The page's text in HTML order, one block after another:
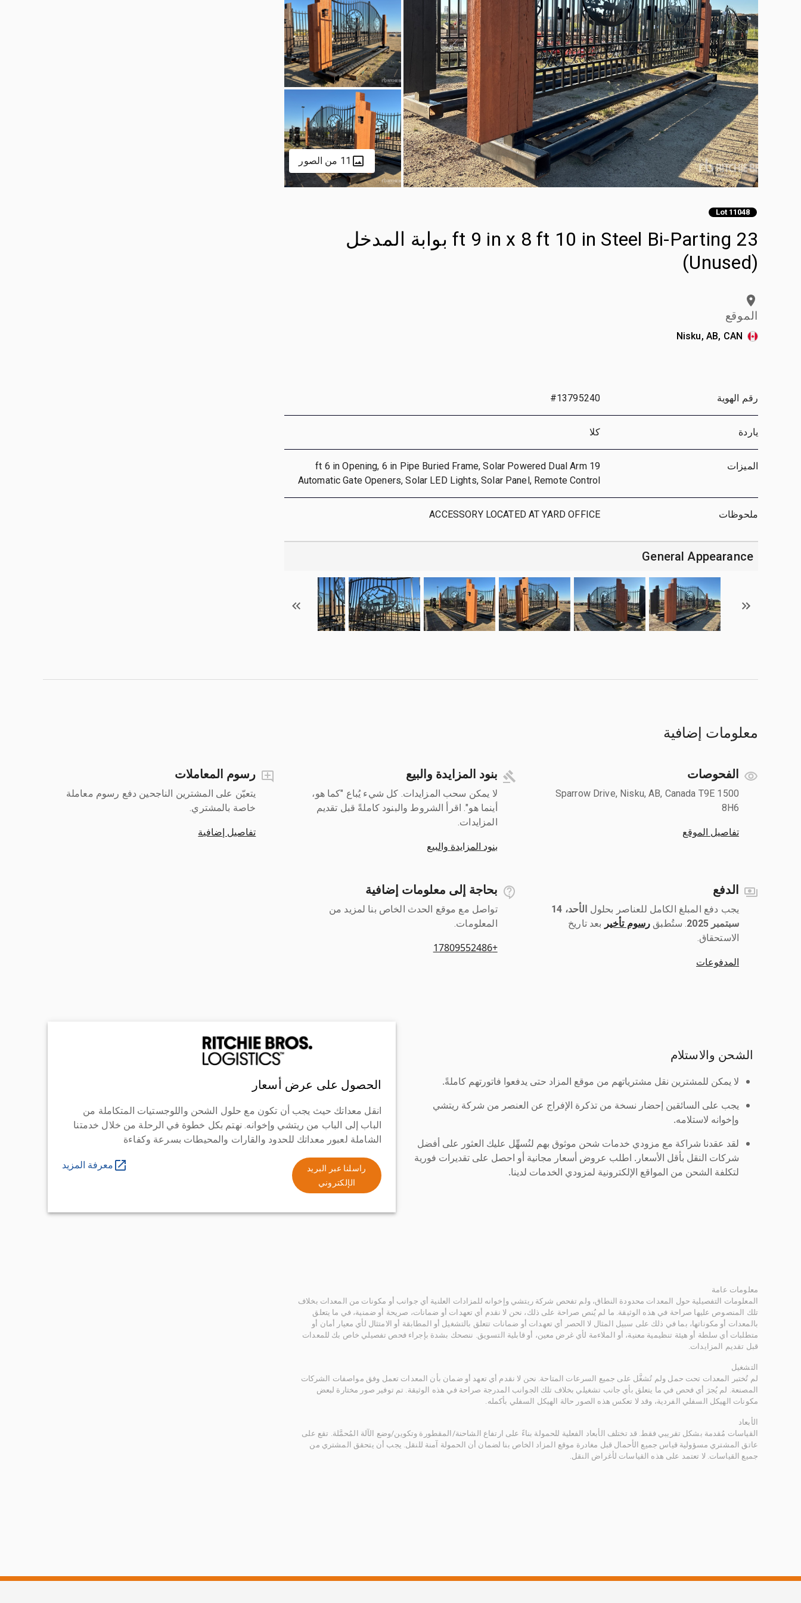
11 من الصور
Lot 11048
23 ft 9 in x 8 ft 10 in Steel Bi-Parting بوابة المدخل
(Unused)
الموقع
Nisku, AB, CAN
رقم الهوية #13795240
ياردة كلا
الميزات
19 ft 6 in Opening, 6 in Pipe Buried Frame, Solar Powered Dual Arm
Automatic Gate Openers, Solar LED Lights, Solar Panel, Remote Control
ملحوظات ACCESSORY LOCATED AT YARD OFFICE
General Appearance
معلومات إضافية
الفحوصات
1500 Sparrow Drive, Nisku, AB, Canada T9E
8H6
تفاصيل الموقع
بنود المزايدة والبيع
لا يمكن سحب المزايدات. كل شيء يُباع "كما هو،
أينما هو". اقرأ الشروط والبنود كاملةً قبل تقديم
المزايدات.
بنود المزايدة والبيع
رسوم المعاملات
يتعيّن على المشترين الناجحين دفع رسوم معاملة
خاصة بالمشتري.
تفاصيل إضافية
الدفع
يجب دفع المبلغ الكامل للعناصر بحلول ‎
الأحد، 14
سبتمبر 2025
‎. ستُطبق رسوم تأخير بعد تاريخ
الاستحقاق.
المدفوعات
بحاجة إلى معلومات إضافية
تواصل مع موقع الحدث الخاص بنا لمزيد من
المعلومات.
+17809552486
الشحن والاستلام
لا يمكن للمشترين نقل مشترياتهم من موقع المزاد حتى يدفعوا فاتورتهم كاملةً.
يجب على السائقين إحضار نسخة من تذكرة الإفراج عن العنصر من شركة ريتشي
وإخوانه لاستلامه.
لقد عقدنا شراكة مع مزودي خدمات شحن موثوق بهم لنُسهِّل عليك العثور على أفضل
شركات النقل بأقل الأسعار. اطلب عروض أسعار مجانية أو احصل على تقديرات فورية
لتكلفة الشحن من المواقع الإلكترونية لمزودي الخدمات لدينا.
الحصول على عرض أسعار
انقل معداتك حيث يجب أن تكون مع حلول الشحن واللوجستيات المتكاملة من
الباب إلى الباب من ريتشي وإخوانه. نهتم بكل خطوة في الرحلة من خلال خدمتنا
الشاملة لعبور معداتك للحدود والقارات والمحيطات بسرعة وكفاءة
راسلنا عبر البريد
الإلكتروني
معرفة المزيد
معلومات عامة
المعلومات التفصيلية حول المعدات محدودة النطاق، ولم تفحص شركة ريتشي وإخوانه للمزادات العلنية أي جوانب أو مكونات من المعدات بخلاف
تلك المنصوص عليها صراحة في هذه الوثيقة. ما لم يُنص صراحة على ذلك، نحن لا نقدم أي تعهدات أو ضمانات، صريحة أو ضمنية، في ما يتعلق
بالمعدات أو مكوناتها، بما في ذلك على سبيل المثال لا الحصر أي تعهدات أو ضمانات تتعلق بالتشغيل أو المطابقة أو الامتثال لأي معيار أمان أو
متطلبات أي سلطة أو هيئة تنظيمية معنية، أو الملاءمة لأي غرض معين، أو قابلية التسويق. ننصحك بشدة بإجراء فحص تفصيلي خاص بك للمعدات
قبل تقديم المزايدات.
التشغيل
لم تُختبر المعدات تحت حمل ولم تُشغَّل على جميع السرعات المتاحة. نحن لا نقدم أي تعهد أو ضمان بأن المعدات تعمل وفق مواصفات الشركات
المصنعة. لم يُجرَ أي فحص في ما يتعلق بأي جانب تشغيلي بخلاف تلك الجوانب المدرجة صراحة في هذه الوثيقة. تم توفير صور مختارة لبعض
مكونات الهيكل السفلي الفردية، وقد لا تعكس هذه الصور حالة الهيكل السفلي بأكمله.
الأبعاد
القياسات مُقدمة بشكل تقريبي فقط. قد تختلف الأبعاد الفعلية للحمولة بناءً على ارتفاع الشاحنة/المقطورة وتكوين/وضع الآلة المُحمَّلة. تقع على
عاتق المشتري مسؤولية قياس جميع الأحمال قبل مغادرة موقع المزاد الخاص بنا لضمان أن الحمولة آمنة للنقل. يجب أن يتحقق المشتري من
جميع القياسات. لا تعتمد على هذه القياسات لأغراض النقل.